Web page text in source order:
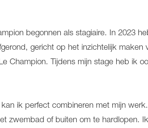
begonnen als stagiaire. In 2023
gericht op het inzichtelijk
Champion. Tijdens mijn stage heb ik
ik perfect combineren met mijn
zwembad of buiten om te hardlopen.